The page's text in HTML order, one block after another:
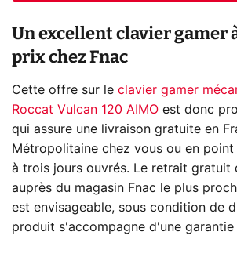
Un excellent clavier gamer
prix chez Fnac
Cette offre sur le clavier gamer
Roccat Vulcan 120 AIMO est donc
qui assure une livraison gratuite en
Métropolitaine chez vous ou en point
à trois jours ouvrés. Le retrait gratuit
auprès du magasin Fnac le plus
est envisageable, sous condition de
produit s'accompagne d'une garantie